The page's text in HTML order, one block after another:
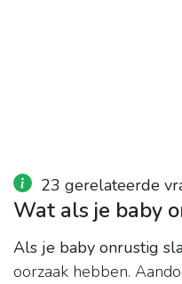
23 gerelateerde
Wat als je baby
Als je baby onrustig
oorzaak hebben.